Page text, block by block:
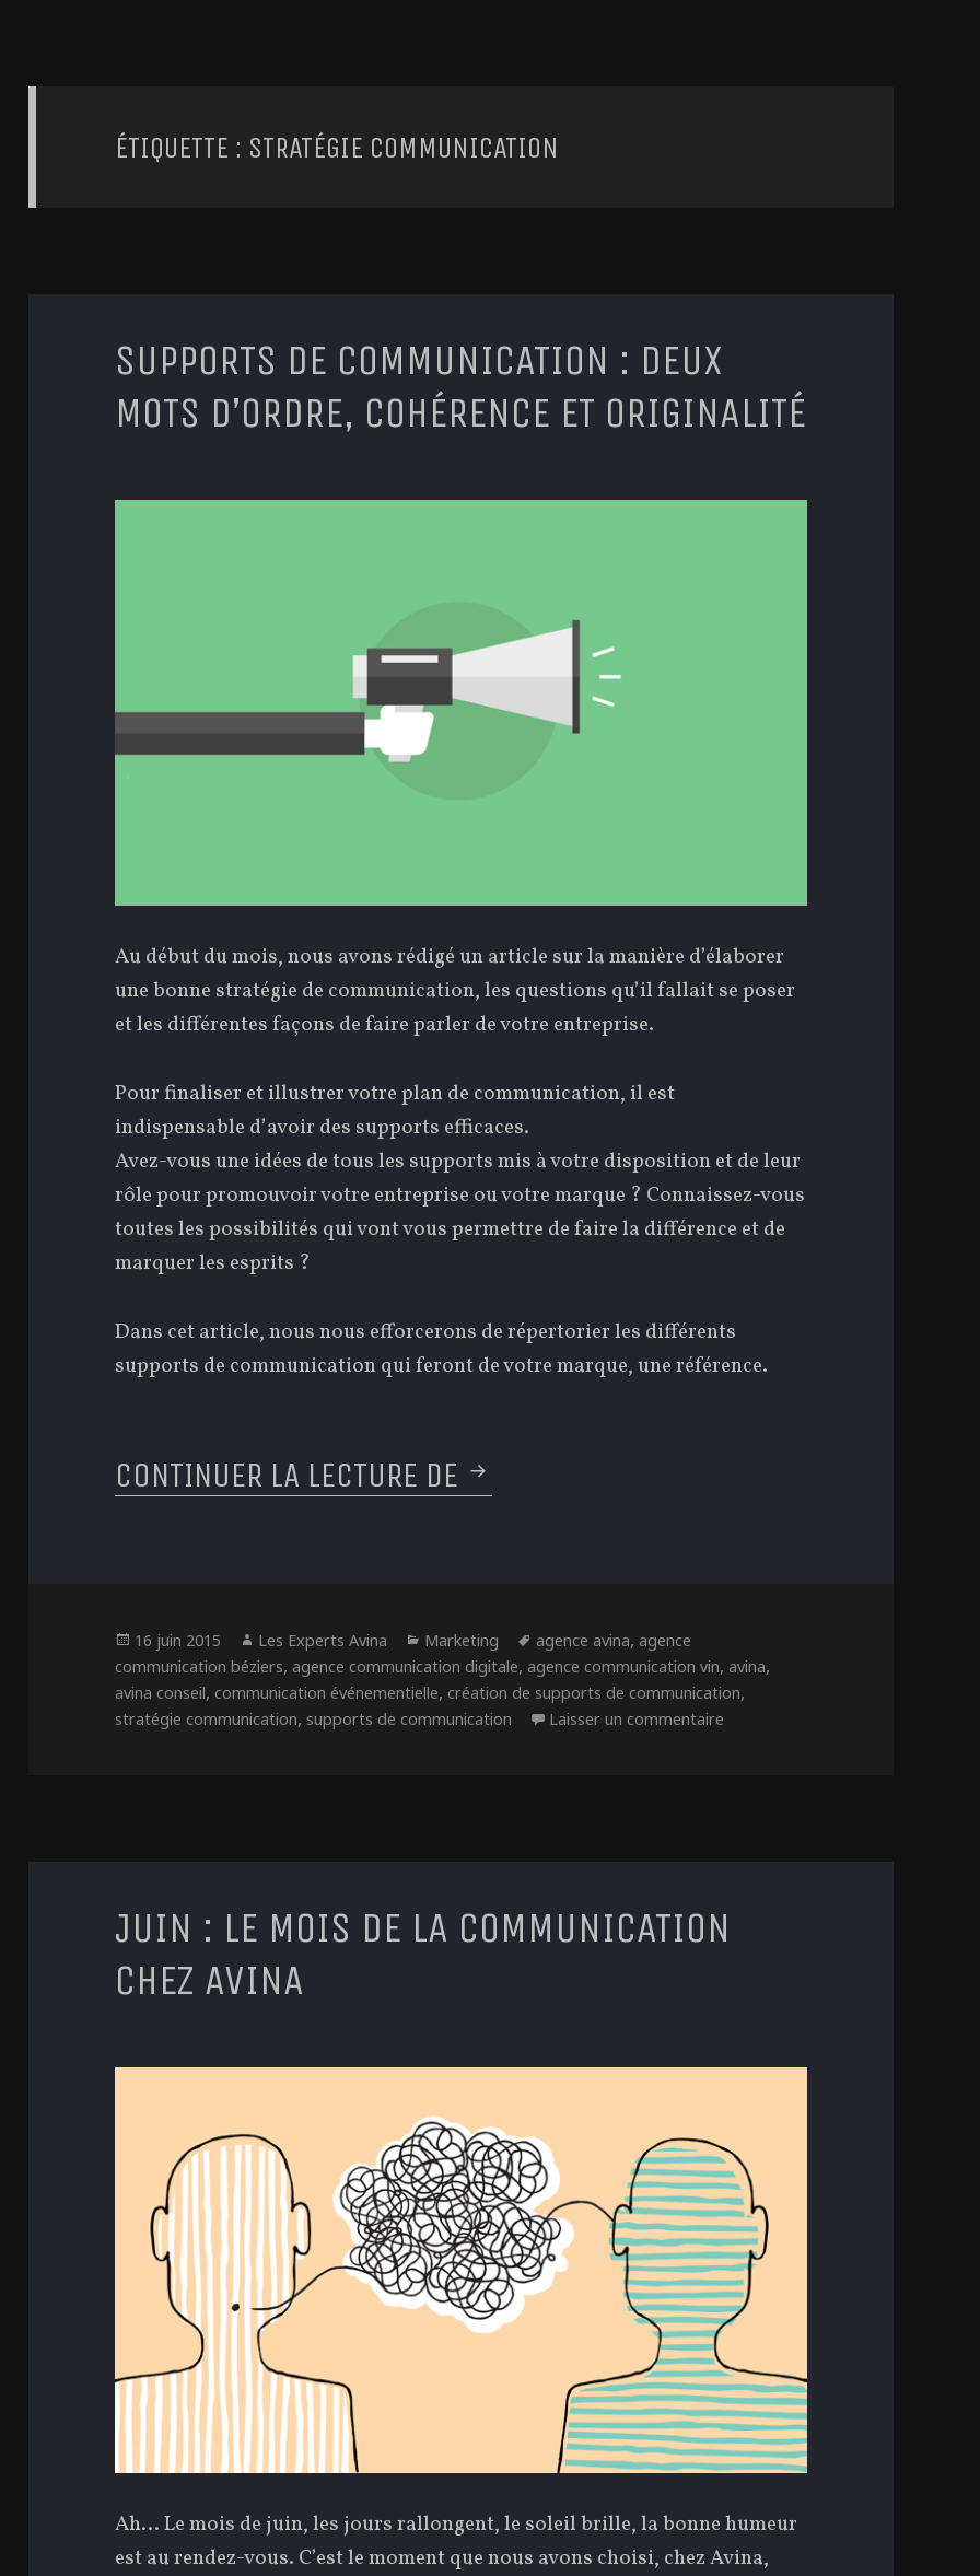
ÉTIQUETTE : STRATÉGIE COMMUNICATION
SUPPORTS DE COMMUNICATION : DEUX
MOTS D’ORDRE, COHÉRENCE ET ORIGINALITÉ
Au début du mois, nous avons rédigé un article sur la manière d’élaborer
une bonne stratégie de communication, les questions qu’il fallait se poser
et les différentes façons de faire parler de votre entreprise.
Pour finaliser et illustrer votre plan de communication, il est
indispensable d’avoir des supports efficaces.
Avez-vous une idées de tous les supports mis à votre disposition et de leur
rôle pour promouvoir votre entreprise ou votre marque ? Connaissez-vous
toutes les possibilités qui vont vous permettre de faire la différence et de
marquer les esprits ?
Dans cet article, nous nous efforcerons de répertorier les différents
supports de communication qui feront de votre marque, une référence.
CONTINUER LA LECTURE DE SUPPORTS DE COMMUNICATION : DEUX
Publié
le
16 juin 2015 Auteur
Les Experts Avina Catégories
Marketing Étiquettes
agence avina, agence
communication béziers, agence communication digitale, agence communication vin, avina,
avina conseil,communication événementielle,création de supports de communication,
stratégie communication, supports de communication Laisser un commentaire
JUIN : LE MOIS DE LA COMMUNICATION
CHEZ AVINA
Ah… Le mois de juin, les jours rallongent, le soleil brille, la bonne humeur
est au rendez-vous. C’est le moment que nous avons choisi, chez Avina,